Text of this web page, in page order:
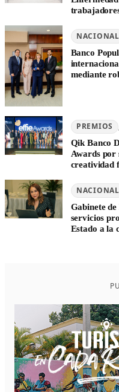
NACIONAL
Banco
mediante
PREMIOS
Qik Banco
Awards por
creatividad
NACIONAL
Gabinete
servicios
Estado a la